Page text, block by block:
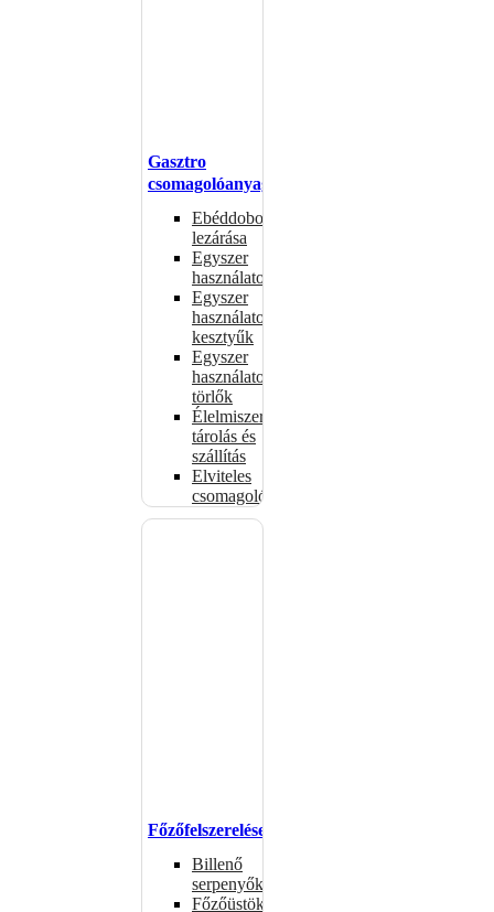
Gasztro
csomagolóanyagok
Ebéddobozok
lezárása
Egyszer
használatos
Egyszer
használatos
kesztyűk
Egyszer
használatos
törlők
Élelmiszer-
tárolás és
szállítás
Elviteles
csomagolóanyagok
Főzőfelszerelések
Billenő
serpenyők
Főzőüstök